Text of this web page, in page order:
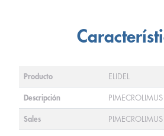
Producto ELIDEL
Descripción
Sales PIMECROLIMUS